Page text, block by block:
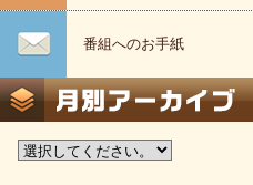
番組へのお手紙